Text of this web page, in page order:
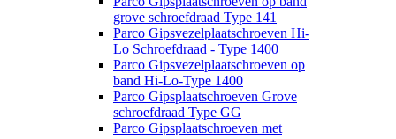
grove schroefdraad Type 141
Parco Gipsvezelplaatschroeven Hi-
Lo Schroefdraad - Type 1400
Parco Gipsvezelplaatschroeven op
band Hi-Lo-Type 1400
Parco Gipsplaatschroeven Grove
schroefdraad Type GG
Parco Gipsplaatschroeven met